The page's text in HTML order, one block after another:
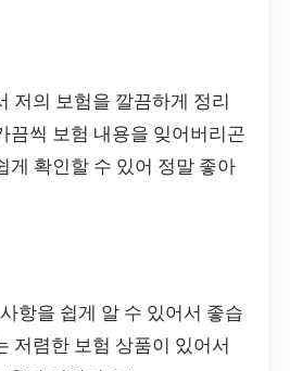
저의 보험을 깔끔하게 정리
끔씩 보험 내용을 잊어버리곤
게 확인할 수 있어 정말 좋아
항을 쉽게 알 수 있어서 좋습
저렴한 보험 상품이 있어서